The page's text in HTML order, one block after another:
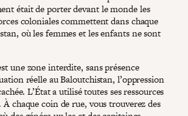
était de porter devant le monde les
coloniales commettent dans chaque
où les femmes et les enfants ne sont
une zone interdite, sans présence
réelle au Baloutchistan, l’oppression
L’État a utilisé toutes ses ressources
chaque coin de rue, vous trouverez des